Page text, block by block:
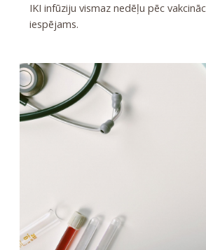
IKI infūziju vismaz nedēļu pēc
iespējams.